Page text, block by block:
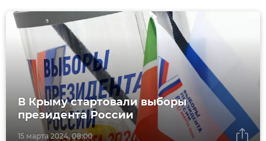
15 марта 2024, 08:00
В Крыму стартовали выборы
президента России